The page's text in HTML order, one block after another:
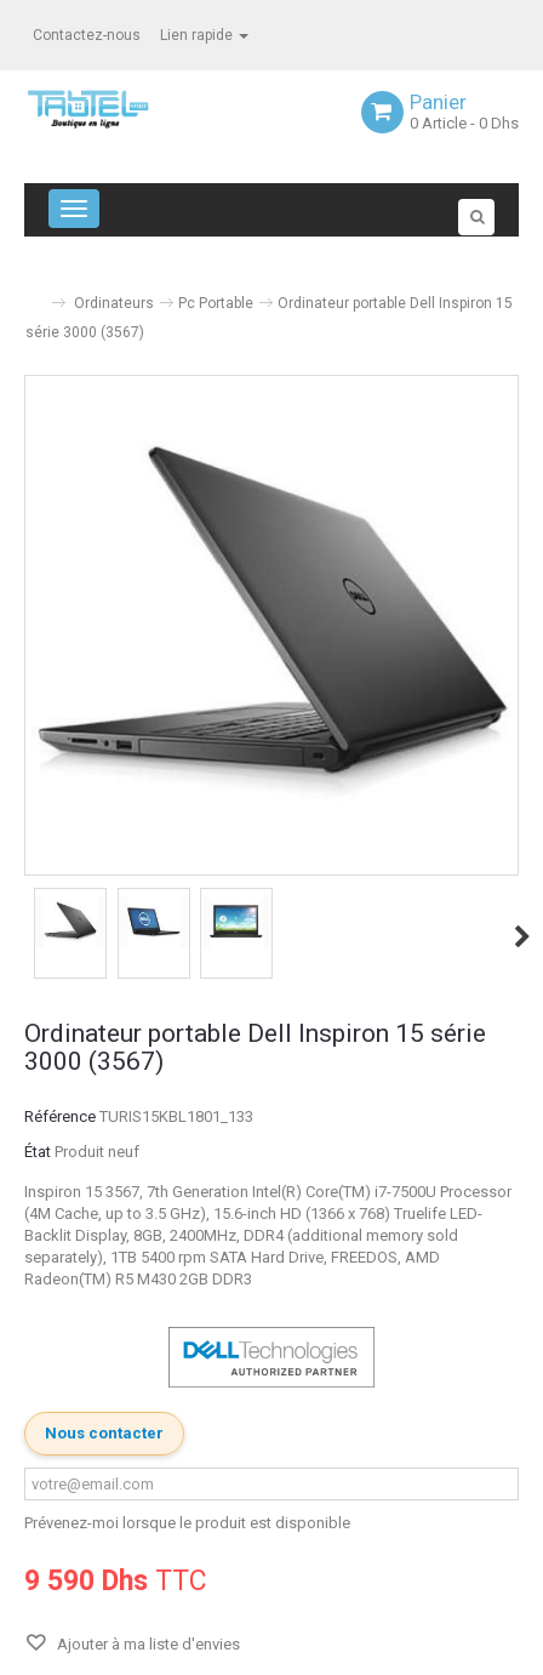
Contactez-nous Lien rapide
Panier
0 Article - 0 Dhs
Navigation bascule
Ordinateurs Pc Portable
Ordinateur portable Dell Inspiron 15
série 3000 (3567)
Ordinateur portable Dell Inspiron 15 série
3000 (3567)
Référence TURIS15KBL1801_133
État Produit neuf
Inspiron 15 3567, 7th Generation Intel(R) Core(TM) i7-7500U Processor
(4M Cache, up to 3.5 GHz), 15.6-inch HD (1366 x 768) Truelife LED-
Backlit Display, 8GB, 2400MHz, DDR4 (additional memory sold
separately), 1TB 5400 rpm SATA Hard Drive, FREEDOS, AMD
Radeon(TM) R5 M430 2GB DDR3
Nous contacter
Prévenez-moi lorsque le produit est disponible
9 590 Dhs TTC
Ajouter à ma liste d'envies